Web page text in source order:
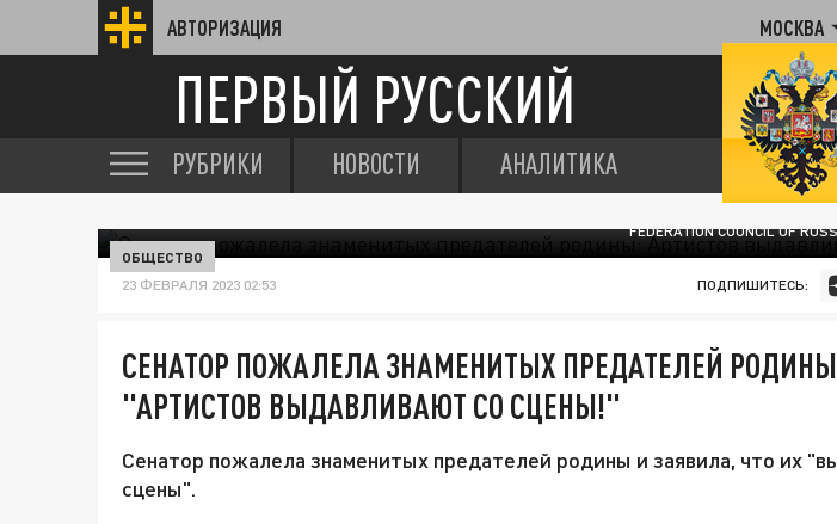
АВТОРИЗАЦИЯ МОСКВА
ПЕРВЫЙ РУССКИЙ
РУБРИКИ НОВОСТИ АНАЛИТИКА
FEDERATION COUNCIL OF
ОБЩЕСТВО
23 ФЕВРАЛЯ 2023 02:53 ПОДПИШИТЕСЬ:
СЕНАТОР ПОЖАЛЕЛА ЗНАМЕНИТЫХ ПРЕДАТЕЛЕЙ
"АРТИСТОВ ВЫДАВЛИВАЮТ СО СЦЕНЫ!"
Сенатор пожалела знаменитых предателей родины и заявила, что их
сцены".